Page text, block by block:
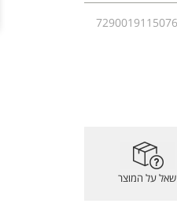
שאל על המוצר